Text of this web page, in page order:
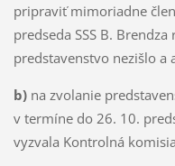
pripraviť mimoriadne
predseda SSS B.
predstavenstvo nezišlo a
b)na zvolanie
v termíne do 26. 10.
vyzvala Kontrolná